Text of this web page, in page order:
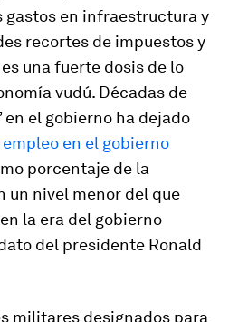
gastos en infraestructura y
recortes de impuestos y
una fuerte dosis de lo
vudú. Décadas de
en el gobierno ha dejado
empleo en el gobierno
porcentaje de la
un nivel menor del que
la era del gobierno
del presidente Ronald
militares designados para